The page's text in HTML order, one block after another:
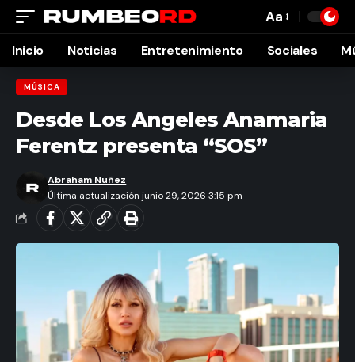
Font
Resizer
Aa
Inicio Noticias Entretenimiento Sociales
MÚSICA
Desde Los Angeles Anamaria
Ferentz presenta “SOS”
Última actualización junio 29, 2026 3:15 pm
Abraham Nuñez